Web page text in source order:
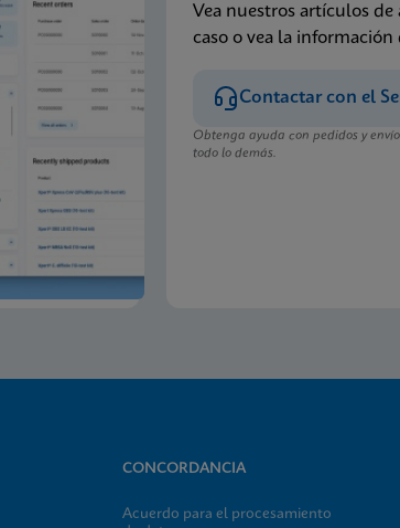
Vea nuestros artículos de
caso o vea la información
Contactar con el
Obtenga ayuda con pedidos y
todo lo demás.
CONCORDANCIA
Acuerdo para el procesamiento